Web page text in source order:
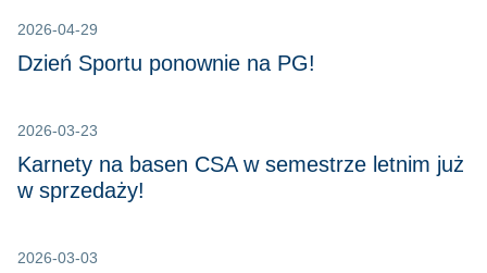
2026-04-29
Dzień Sportu ponownie na PG!
2026-03-23
Karnety na basen CSA w semestrze letnim już
w sprzedaży!
2026-03-03